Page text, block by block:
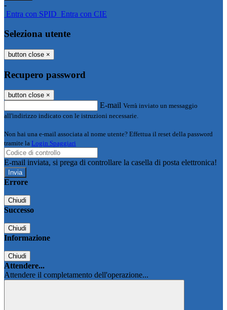
-
Entra con SPID Entra con CIE
Seleziona utente
button close ×
Recupero password
button close ×
E-mail Verrà inviato un messaggio
all'indirizzo indicato con le istruzioni necessarie.
Non hai una e-mail associata al nome utente? Effettua il reset della password
tramite la Login Spaggiari
E-mail inviata, si prega di controllare la casella di posta elettronica!
Errore
Chiudi
Successo
Chiudi
Informazione
Chiudi
Attendere...
Attendere il completamento dell'operazione...